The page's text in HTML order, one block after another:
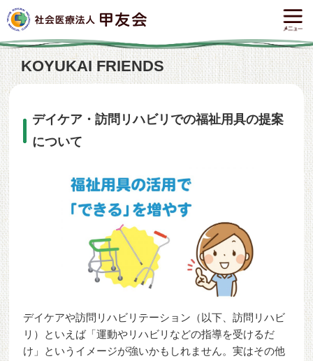
KOYUKAI FRIENDS
デイケア・訪問リハビリでの福祉用具の提案
について
デイケアや訪問リハビリテーション（以下、訪問リハビ
リ）といえば「運動やリハビリなどの指導を受けるだ
け」というイメージが強いかもしれません。実はその他